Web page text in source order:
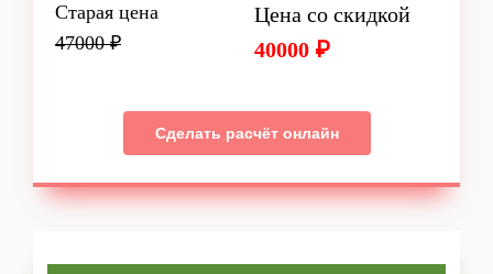
Старая цена
47000 ₽
Цена со скидкой
40000 ₽
Сделать расчёт онлайн